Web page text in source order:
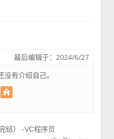
最后编辑于：2024/6/27
有介绍自己。
结） -VC程序员